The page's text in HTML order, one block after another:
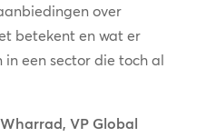
over
betekent en wat er
een sector die toch al
VP Global